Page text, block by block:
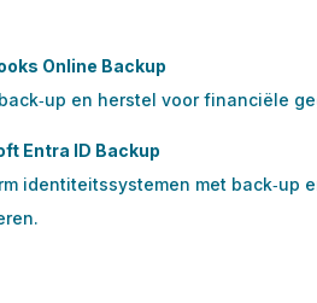
Online Backup
en herstel voor financiële
Entra ID Backup
identiteitssystemen met